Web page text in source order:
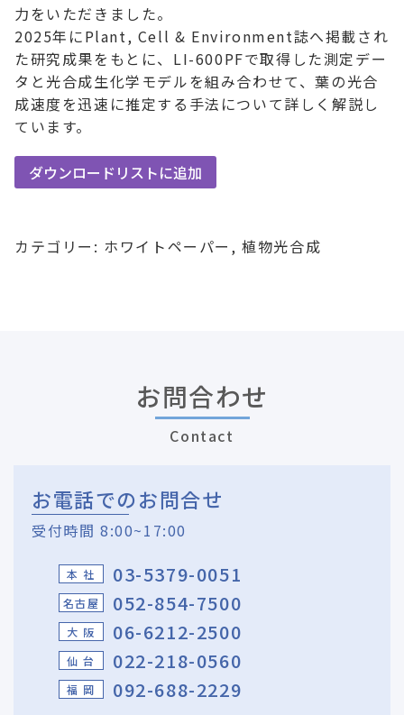
力をいただきました。
2025年にPlant, Cell & Environment誌へ掲載され
た研究成果をもとに、LI-600PFで取得した測定デー
タと光合成生化学モデルを組み合わせて、葉の光合
成速度を迅速に推定する手法について詳しく解説し
ています。
ダウンロードリストに追加
カテゴリー: ホワイトペーパー ,植物光合成
お問合わせ
Contact
お電話でのお問合せ
受付時間 8:00~17:00
本 社 03-5379-0051
名古屋 052-854-7500
大 阪 06-6212-2500
仙 台 022-218-0560
福 岡 092-688-2229